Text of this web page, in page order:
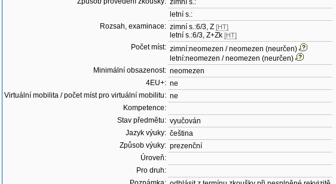
zimní s.:
letní s.:
Rozsah, examinace: zimní s.:6/3, Z [HT]
letní s.:6/3, Z+Zk [HT]
Počet míst: zimní:neomezen / neomezen (neurčen)
letní:neomezen / neomezen (neurčen)
Minimální obsazenost: neomezen
4EU+: ne
Virtuální mobilita / počet míst pro virtuální mobilitu: ne
Kompetence:
Stav předmětu: vyučován
Jazyk výuky: čeština
Způsob výuky: prezenční
Úroveň:
Pro druh: